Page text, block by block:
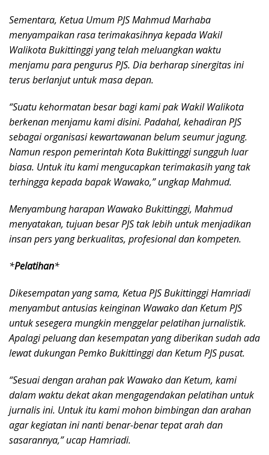
Sementara, Ketua Umum PJS Mahmud Marhaba
menyampaikan rasa terimakasihnya kepada Wakil
Walikota Bukittinggi yang telah meluangkan waktu
menjamu para pengurus PJS. Dia berharap sinergitas ini
terus berlanjut untuk masa depan.
“Suatu kehormatan besar bagi kami pak Wakil Walikota
berkenan menjamu kami disini. Padahal, kehadiran PJS
sebagai organisasi kewartawanan belum seumur jagung.
Namun respon pemerintah Kota Bukittinggi sungguh luar
biasa. Untuk itu kami mengucapkan terimakasih yang tak
terhingga kepada bapak Wawako,” ungkap Mahmud.
Menyambung harapan Wawako Bukittinggi, Mahmud
menyatakan, tujuan besar PJS tak lebih untuk menjadikan
insan pers yang berkualitas, profesional dan kompeten.
*Pelatihan*
Dikesempatan yang sama, Ketua PJS Bukittinggi Hamriadi
menyambut antusias keinginan Wawako dan Ketum PJS
untuk sesegera mungkin menggelar pelatihan jurnalistik.
Apalagi peluang dan kesempatan yang diberikan sudah ada
lewat dukungan Pemko Bukittinggi dan Ketum PJS pusat.
“Sesuai dengan arahan pak Wawako dan Ketum, kami
dalam waktu dekat akan mengagendakan pelatihan untuk
jurnalis ini. Untuk itu kami mohon bimbingan dan arahan
agar kegiatan ini nanti benar-benar tepat arah dan
sasarannya,” ucap Hamriadi.